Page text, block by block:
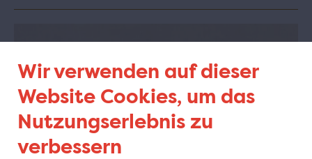
Wir verwenden auf dieser
Website Cookies, um das
Nutzungserlebnis zu
verbessern